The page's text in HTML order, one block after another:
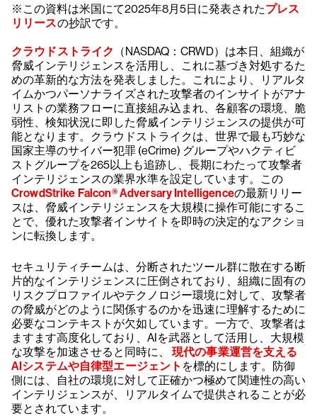
※この資料は米国にて2025年8月5日に発表されたプレス
リリースの抄訳です。
クラウドストライク
（NASDAQ：CRWD）は本日、組織が
脅威インテリジェンスを活用し、これに基づき対処するた
めの革新的な方法を発表しました。これにより、リアルタ
イムかつパーソナライズされた攻撃者のインサイトがアナ
リストの業務フローに直接組み込まれ、各顧客の環境、脆
弱性、検知状況に即した脅威インテリジェンスの提供が可
能となります。クラウドストライクは、世界で最も巧妙な
国家主導のサイバー犯罪 (eCrime) グループやハクティビ
ストグループを265以上も追跡し、長期にわたって攻撃者
インテリジェンスの業界水準を設定しています。この
CrowdStrike Falcon® Adversary Intelligenceの最新リリー
スは、脅威インテリジェンスを大規模に操作可能にするこ
とで、優れた攻撃者インサイトを即時の決定的なアクショ
ンに転換します。
セキュリティチームは、分断されたツール群に散在する断
片的なインテリジェンスに圧倒されており、組織に固有の
リスクプロファイルやテクノロジー環境に対して、攻撃者
の脅威がどのように関係するのかを迅速に理解するために
必要なコンテキストが欠如しています。一方で、攻撃者は
ますます高度化しており、AIを武器として活用し、大規模
な攻撃を加速させると同時に、 現代の事業運営を支える
AIシステムや自律型エージェント を標的にします。防御
側には、自社の環境に対して正確かつ極めて関連性の高い
インテリジェンスが、リアルタイムで提供されることが必
要とされています。